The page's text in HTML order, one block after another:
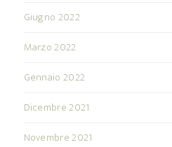
Giugno 2022
Marzo 2022
Gennaio 2022
Dicembre 2021
Novembre 2021